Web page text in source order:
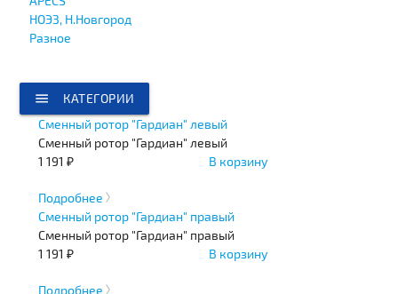
НОЭЗ, Н.Новгород
Разное
menu
КАТЕГОРИИ
Сменный ротор "Гардиан" левый
Сменный ротор "Гардиан" левый
1 191 ₽
В корзину
Подробнее
Сменный ротор "Гардиан" правый
Сменный ротор "Гардиан" правый
1 191 ₽
В корзину
Подробнее